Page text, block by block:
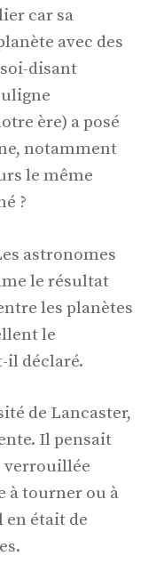
car sa
avec des
disant
ère) a posé
notamment
le même
?
astronomes
le résultat
les planètes
le
il déclaré.
de Lancaster,
Il pensait
verrouillée
à tourner ou à
en était de